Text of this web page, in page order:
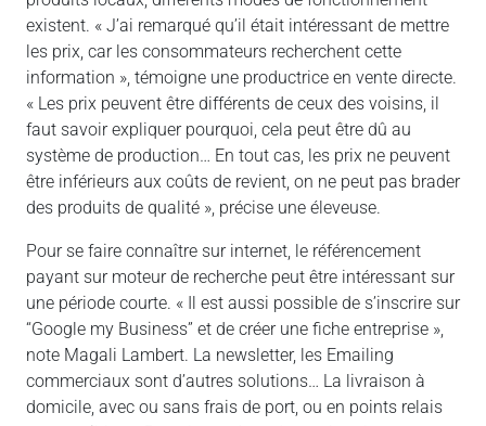
existent. « J’ai remarqué qu’il était intéressant de mettre
les prix, car les consommateurs recherchent cette
information », témoigne une productrice en vente directe.
« Les prix peuvent être différents de ceux des voisins, il
faut savoir expliquer pourquoi, cela peut être dû au
système de production… En tout cas, les prix ne peuvent
être inférieurs aux coûts de revient, on ne peut pas brader
des produits de qualité », précise une éleveuse.
Pour se faire connaître sur internet, le référencement
payant sur moteur de recherche peut être intéressant sur
une période courte. « Il est aussi possible de s’inscrire sur
“Google my Business” et de créer une fiche entreprise »,
note Magali Lambert. La newsletter, les Emailing
commerciaux sont d’autres solutions… La livraison à
domicile, avec ou sans frais de port, ou en points relais